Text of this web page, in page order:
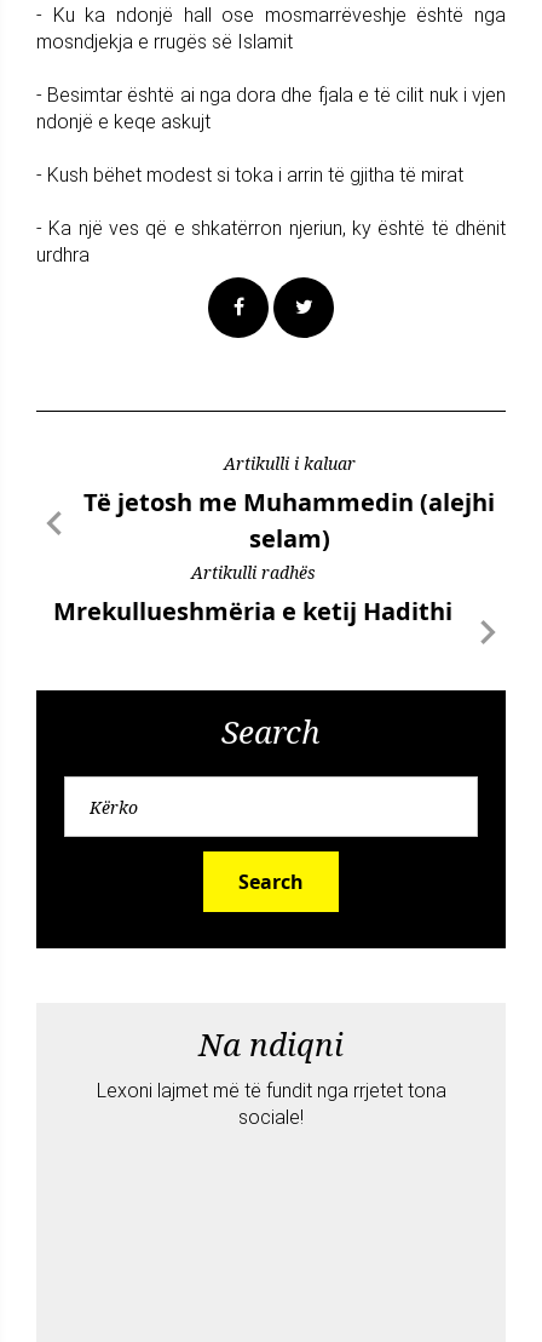
- Ku ka ndonjë hall ose mosmarrëveshje është nga
mosndjekja e rrugës së Islamit
- Besimtar është ai nga dora dhe fjala e të cilit nuk i vjen
ndonjë e keqe askujt
- Kush bëhet modest si toka i arrin të gjitha të mirat
- Ka një ves që e shkatërron njeriun, ky është të dhënit
urdhra
Artikulli i kaluar
Të jetosh me Muhammedin (alejhi
selam)
Artikulli radhës
Mrekullueshmëria e ketij Hadithi
Search
Search
Na ndiqni
Lexoni lajmet më të fundit nga rrjetet tona
sociale!